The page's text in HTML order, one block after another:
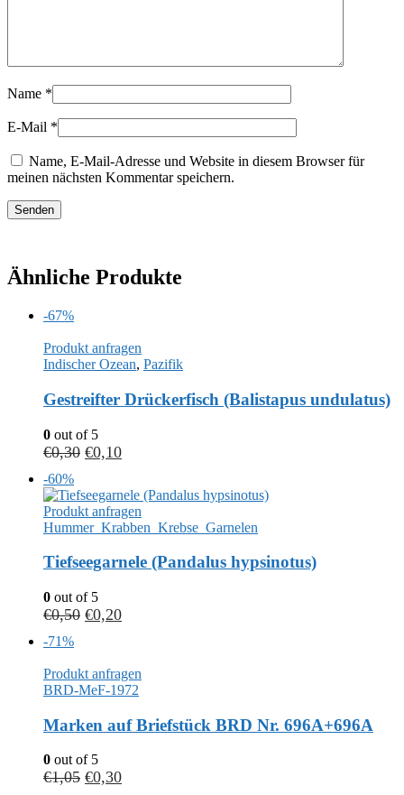
Name *
E-Mail *
Name, E-Mail-Adresse und Website in diesem Browser für
meinen nächsten Kommentar speichern.
Ähnliche Produkte
-67%
Produkt anfragen
Indischer Ozean, Pazifik
Gestreifter Drückerfisch (Balistapus undulatus)
0 out of 5
€0,30 €0,10
-60%
Produkt anfragen
Hummer_Krabben_Krebse_Garnelen
Tiefseegarnele (Pandalus hypsinotus)
0 out of 5
€0,50 €0,20
-71%
Produkt anfragen
BRD-MeF-1972
Marken auf Briefstück BRD Nr. 696A+696A
0 out of 5
€1,05 €0,30